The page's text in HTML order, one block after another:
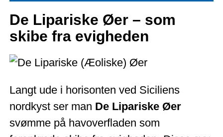
De Lipariske Øer – som
skibe fra evigheden
Langt ude i horisonten ved Siciliens
nordkyst ser man De Lipariske Øer
svømme på havoverfladen som